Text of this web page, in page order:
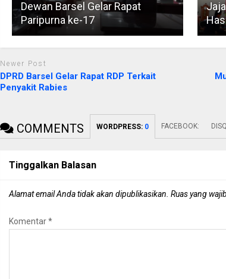
Dewan Barsel Gelar Rapat
Paripurna ke-17
Newer Post
DPRD Barsel Gelar Rapat RDP Terkait
Penyakit Rabies
COMMENTS WORDPRESS: 0 FACEBOOK:
Tinggalkan Balasan
Alamat email Anda tidak akan dipublikasikan. Ruas yang
Komentar*